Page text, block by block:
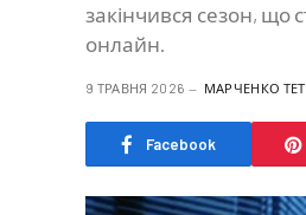
закінчився сезон, що
онлайн.
9 ТРАВНЯ 2026 МАРЧЕНКО
Facebook